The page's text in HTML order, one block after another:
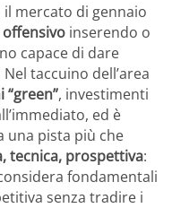
mercato di gennaio
inserendo o
capace di dare
taccuino dell’area
“green”, investimenti
ed è
una pista più che
tecnica, prospettiva:
fondamentali
senza tradire i